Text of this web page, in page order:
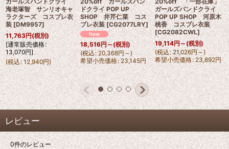
海老塚智 サンリオキャ
ラクターズ コスプレ衣
装 [DM9957]
11,763円(税別)
[通常販売価格:
13,070円]
(税込: 12,940円)
ドクライ POP UP
SHOP 井芹仁菜 コス
プレ衣装 [CG2077LRY]
18,516円～(税別)
(税込: 20,368円～)
希望小売価格: 23,145円
ガールズバンドクライ
POP UP SHOP 河原木
桃香 コスプレ衣装
[CG2082CWL]
19,114円～(税別)
(税込: 21,026円～)
希望小売価格: 23,892円
レビュー
0件のレビュー